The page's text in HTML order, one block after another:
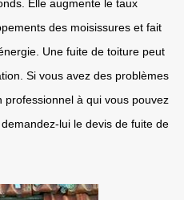
Elle augmente le taux
des moisissures et fait
Une fuite de toiture peut
Si vous avez des problèmes
à qui vous pouvez
lui le devis de fuite de